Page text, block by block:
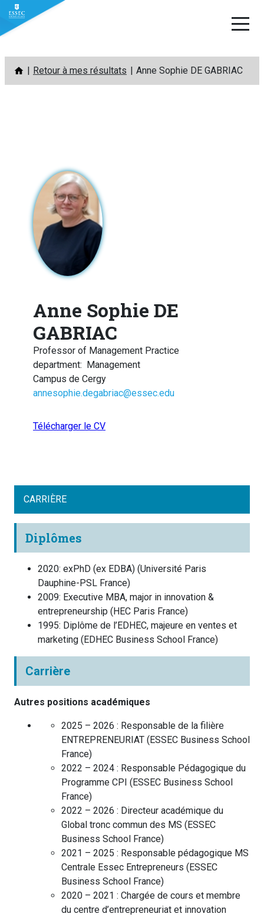
Aller
contenu
Retour à mes résultats Anne Sophie DE GABRIAC
Anne Sophie DE
GABRIAC
Professor of Management Practice
department: Management
Campus de Cergy
annesophie.degabriac@essec.edu
Télécharger le CV
CARRIÈRE
Diplômes
2020: exPhD (ex EDBA) (Université Paris
Dauphine-PSL France)
2009: Executive MBA, major in innovation &
entrepreneurship (HEC Paris France)
1995: Diplôme de l’EDHEC, majeure en ventes et
marketing (EDHEC Business School France)
Carrière
Autres positions académiques
2025 – 2026 : Responsable de la filière
ENTREPRENEURIAT (ESSEC Business School
France)
2022 – 2024 : Responsable Pédagogique du
Programme CPI (ESSEC Business School
France)
2022 – 2026 : Directeur académique du
Global tronc commun des MS (ESSEC
Business School France)
2021 – 2025 : Responsable pédagogique MS
Centrale Essec Entrepreneurs (ESSEC
Business School France)
2020 – 2021 : Chargée de cours et membre
du centre d’entrepreneuriat et innovation